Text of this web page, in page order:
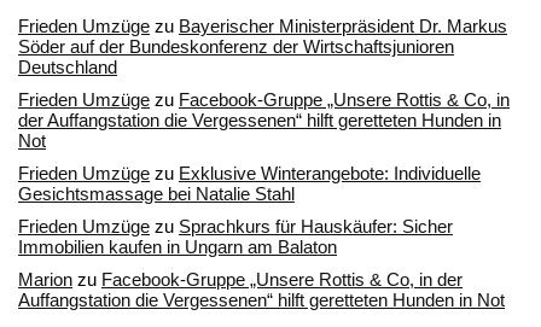
Frieden Umzüge zu Bayerischer Ministerpräsident Dr. Markus
Söder auf der Bundeskonferenz der Wirtschaftsjunioren
Deutschland
Frieden Umzüge zu Facebook-Gruppe „Unsere Rottis & Co, in
der Auffangstation die Vergessenen“ hilft geretteten Hunden in
Not
Frieden Umzüge zu Exklusive Winterangebote: Individuelle
Gesichtsmassage bei Natalie Stahl
Frieden Umzüge zu Sprachkurs für Hauskäufer: Sicher
Immobilien kaufen in Ungarn am Balaton
Marion zu Facebook-Gruppe „Unsere Rottis & Co, in der
Auffangstation die Vergessenen“ hilft geretteten Hunden in Not